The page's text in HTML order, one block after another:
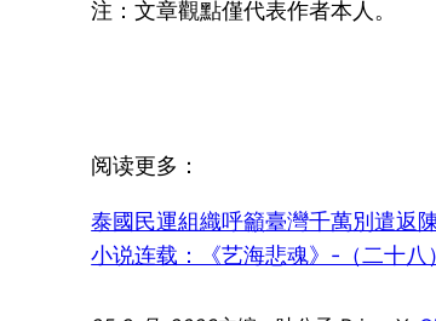
注：文章觀點僅代表作者本人。
阅读更多：
泰國民運組織呼籲臺灣千萬別遣返
小说连载：《艺海悲魂》-（二十八）